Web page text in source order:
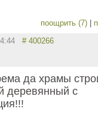
поощрить (7) |
# 400266
да храмы
деревянный с